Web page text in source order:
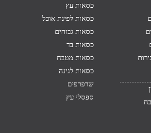
כסאות עץ
כסאות לפינת אוכל
כסאות גבוהים
כסאות בד
כסאות מטבח
כסאות לגינה
שרפרפים
ספסלי עץ